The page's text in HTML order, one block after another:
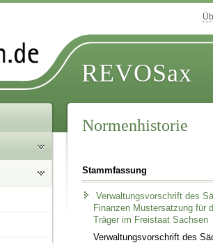
REVOSax
Normenhistorie
Stammfassung
Verwaltungsvorschrift des
Finanzen Mustersatzung für
Träger im Freistaat Sachsen
Verwaltungsvorschrift des